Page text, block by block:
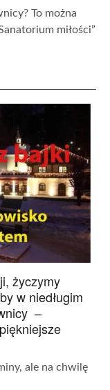
To można
miłości”
życzymy
w niedługim
–
ale na chwilę